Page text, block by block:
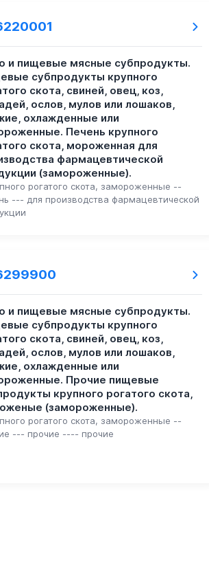
и пищевые мясные субпродукты.
субпродукты крупного
скота, свиней, овец, коз,
ослов, мулов или лошаков,
охлажденные или
Печень крупного
скота, мороженная для
фармацевтической
(замороженные).
рогатого скота, замороженные --
--- для производства фармацевтической
и пищевые мясные субпродукты.
субпродукты крупного
скота, свиней, овец, коз,
ослов, мулов или лошаков,
охлажденные или
Прочие пищевые
крупного рогатого скота,
(замороженные).
рогатого скота, замороженные --
--- прочие ---- прочие